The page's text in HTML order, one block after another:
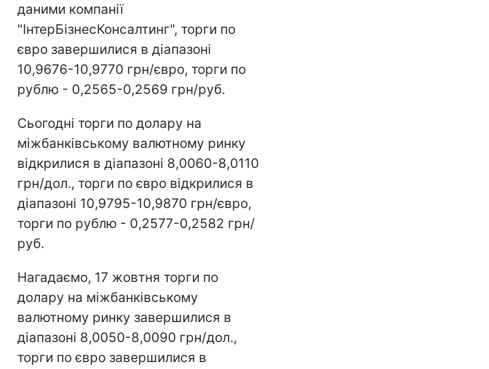
даними компанії
"ІнтерБізнесКонсалтинг", торги по
євро завершилися в діапазоні
10,9676-10,9770 грн/євро, торги по
рублю - 0,2565-0,2569 грн/руб.
Сьогодні торги по долару на
міжбанківському валютному ринку
відкрилися в діапазоні 8,0060-8,0110
грн/дол., торги по євро відкрилися в
діапазоні 10,9795-10,9870 грн/євро,
торги по рублю - 0,2577-0,2582 грн/
руб.
Нагадаємо, 17 жовтня торги по
долару на міжбанківському
валютному ринку завершилися в
діапазоні 8,0050-8,0090 грн/дол.,
торги по євро завершилися в